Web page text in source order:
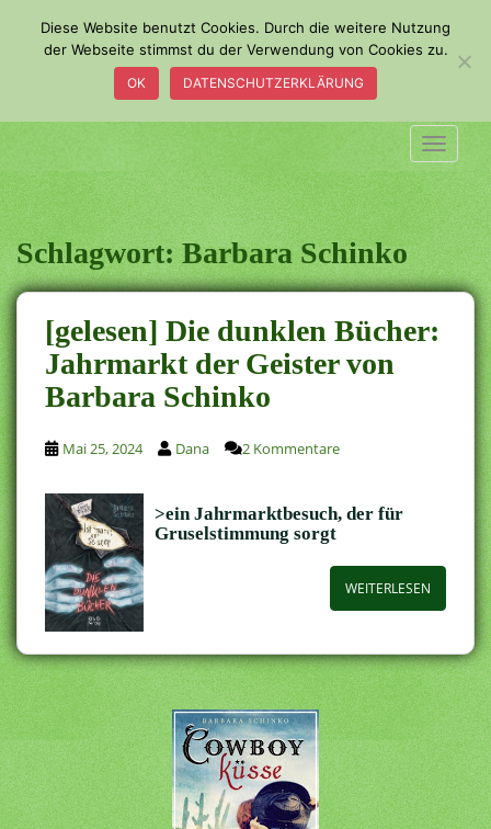
a
i
n
c
o
n
t
e
n
t
Schlagwort:Barbara Schinko
[gelesen] Die dunklen Bücher:
Jahrmarkt der Geister von
Barbara Schinko
Mai 25, 2024 Dana 2 Kommentare
>ein Jahrmarktbesuch, der für
Gruselstimmung sorgt
WEITERLESEN
Diese Website benutzt Cookies. Durch die weitere Nutzung
der Webseite stimmst du der Verwendung von Cookies zu.
OK DATENSCHUTZERKLÄRUNG